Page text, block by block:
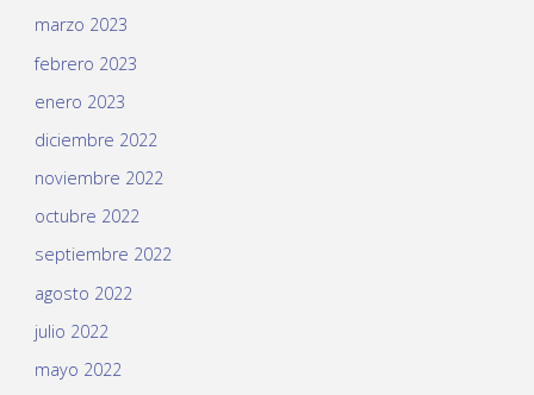
marzo 2023
febrero 2023
enero 2023
diciembre 2022
noviembre 2022
octubre 2022
septiembre 2022
agosto 2022
julio 2022
mayo 2022